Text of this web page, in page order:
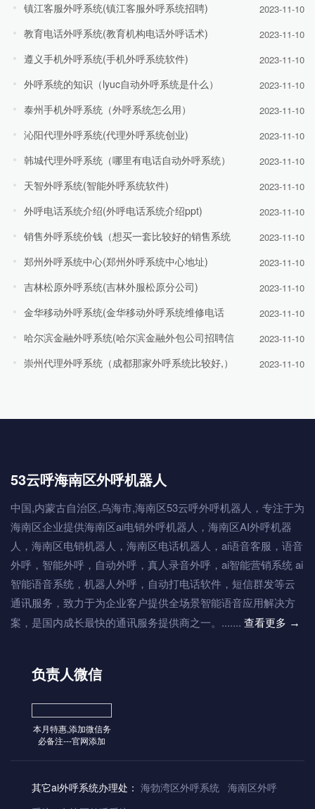
镇江客服外呼系统(镇江客服外呼系统招聘) 2023-11-10
教育电话外呼系统(教育机构电话外呼话术) 2023-11-10
遵义手机外呼系统(手机外呼系统软件) 2023-11-10
外呼系统的知识（lyuc自动外呼系统是什么） 2023-11-10
泰州手机外呼系统（外呼系统怎么用） 2023-11-10
沁阳代理外呼系统(代理外呼系统创业) 2023-11-10
韩城代理外呼系统（哪里有电话自动外呼系统） 2023-11-10
天智外呼系统(智能外呼系统软件) 2023-11-10
外呼电话系统介绍(外呼电话系统介绍ppt) 2023-11-10
销售外呼系统价钱（想买一套比较好的销售系统 2023-11-10
郑州外呼系统中心(郑州外呼系统中心地址) 2023-11-10
吉林松原外呼系统(吉林外服松原分公司) 2023-11-10
金华移动外呼系统(金华移动外呼系统维修电话 2023-11-10
哈尔滨金融外呼系统(哈尔滨金融外包公司招聘信 2023-11-10
崇州代理外呼系统（成都那家外呼系统比较好,） 2023-11-10
53云呼海南区外呼机器人
中国,内蒙古自治区,乌海市,海南区53云呼外呼机器人，专注于为
海南区企业提供海南区ai电销外呼机器人，海南区AI外呼机器
人，海南区电销机器人，海南区电话机器人，ai语音客服，语音
外呼，智能外呼，自动外呼，真人录音外呼，ai智能营销系统 ai
智能语音系统，机器人外呼，自动打电话软件，短信群发等云
通讯服务，致力于为企业客户提供全场景智能语音应用解决方
案，是国内成长最快的通讯服务提供商之一。....... 查看更多 →
负责人微信
本月特惠,添加微信务
必备注---官网添加
其它ai外呼系统办理处： 海勃湾区外呼系统 海南区外呼